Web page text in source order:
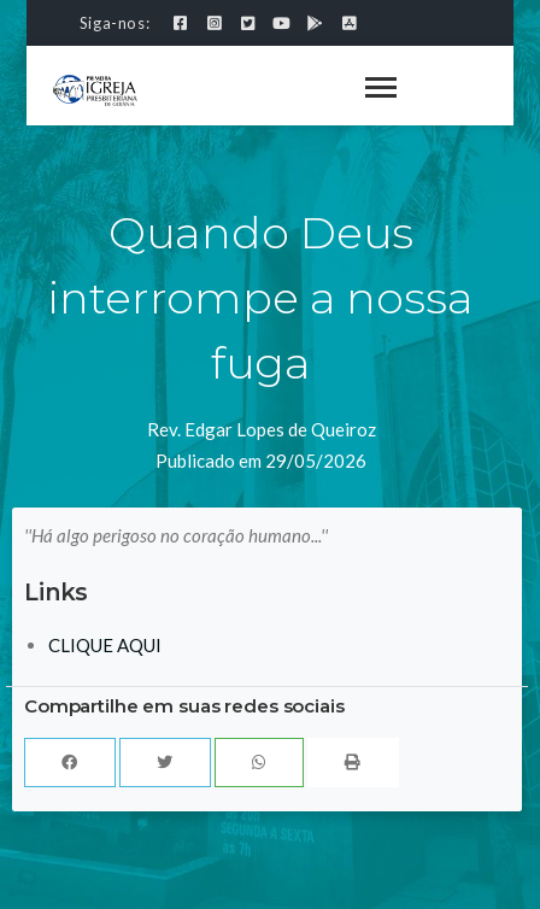
Siga-nos:
Quando Deus
interrompe a nossa
fuga
Rev. Edgar Lopes de Queiroz
Publicado em 29/05/2026
''Há algo perigoso no coração humano...''
Links
CLIQUE AQUI
Compartilhe em suas redes sociais